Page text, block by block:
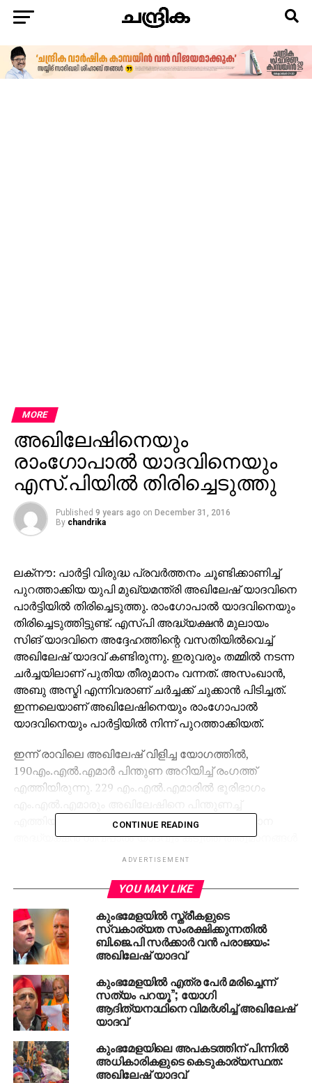
MORE
അഖിലേഷിനെയും
രാംഗോപാല്‍ യാദവിനെയും
എസ്.പിയില്‍ തിരിച്ചെടുത്തു
Published 9 years ago on December 31, 2016
By chandrika
ലക്‌നൗ: പാര്‍ട്ടി വിരുദ്ധ പ്രവര്‍ത്തനം ചൂണ്ടിക്കാണിച്ച്
പുറത്താക്കിയ യുപി മുഖ്യമന്ത്രി അഖിലേഷ് യാദവിനെ
പാര്‍ട്ടിയില്‍ തിരിച്ചെടുത്തു. രാംഗോപാല്‍ യാദവിനെയും
തിരിച്ചെടുത്തിട്ടുണ്ട്. എസ്പി അദ്ധ്യക്ഷന്‍ മുലായം
സിങ് യാദവിനെ അദ്ദേഹത്തിന്റെ വസതിയില്‍വെച്ച്
അഖിലേഷ് യാദവ് കണ്ടിരുന്നു. ഇരുവരും തമ്മില്‍ നടന്ന
ചര്‍ച്ചയിലാണ് പുതിയ തീരുമാനം വന്നത്. അസംഖാന്‍,
അബു അസ്മി എന്നിവരാണ് ചര്‍ച്ചക്ക് ചുക്കാന്‍ പിടിച്ചത്.
ഇന്നലെയാണ് അഖിലേഷിനെയും രാംഗോപാല്‍
യാദവിനെയും പാര്‍ട്ടിയില്‍ നിന്ന് പുറത്താക്കിയത്.
ഇന്ന് രാവിലെ അഖിലേഷ് വിളിച്ച യോഗത്തില്‍,
190എം.എല്‍.എമാര്‍ പിന്തുണ അറിയിച്ച് രംഗത്ത്
എത്തിയിരുന്നു. 229 എം.എല്‍.എമാരില്‍ ഭൂരിഭാഗം
എത്തിയതോടെ മുലായം സിങും പാര്‍ട്ടി സംസ്ഥാന
അദ്ധ്യക്ഷന്‍ ശിവപാല്‍ യാദവും കടുത്ത തീരുമാനങ്ങള്‍
എടുക്കുന്നതില്‍ നിന്ന് പിന്നോക്കം പോവുകയായിരുന്നു.
രമ്മ്യമായി പരിഹരിക്കാനുള്ള ശ്രമങ്ങള്‍ തുടരുകയാണ്.
RELATED TOPICS: AKHILESH YADAV UP ELECTION
UP NEXT
സിനിമാ വാഗ്ദാനം ചെയ്തു പതിനഞ്ചുകാരിയെ
കൂട്ടബലാത്സംഗം ചെയ്തു
DON'T MISS
എസ്പിയില്‍ അഖിലേഷിന് മുന്‍തൂക്കം: 190
എം.എല്‍.എമാരുടെ പിന്തുണ
CONTINUE READING
ADVERTISEMENT
YOU MAY LIKE
കുംഭമേളയിൽ സ്ത്രീകളുടെ
സ്വകാര്യത സംരക്ഷിക്കുന്നതിൽ
ബി.ജെ.പി സർക്കാർ വന്‍ പരാജയം:
അഖിലേഷ് യാദവ്
കുംഭമേളയിൽ എത്ര പേർ മരിച്ചെന്ന്
സത്യം പറയൂ”; യോഗി
ആദിത്യനാഥിനെ വിമർശിച്ച് അഖിലേഷ്
യാദവ്
കുംഭമേളയിലെ അപകടത്തിന് പിന്നില്‍
അധികാരികളുടെ കെടുകാര്യസ്ഥത:
അഖിലേഷ് യാദവ്